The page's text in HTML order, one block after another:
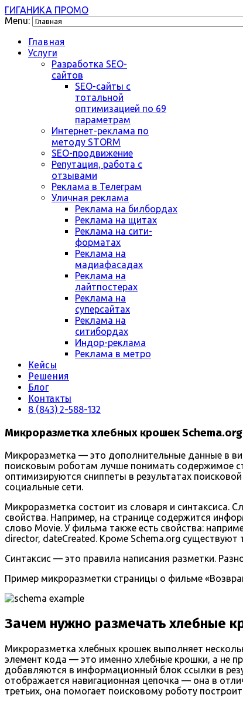
ГИГАНИКА ПРОМО
Menu:
Главная
Услуги
Разработка SEO-
сайтов
SEO-сайты с
тотальной
оптимизацией по 69
параметрам
Интернет-реклама по
методу STORM
SEO-продвижение
Репутация, работа с
отзывами
Реклама в Телеграм
Уличная реклама
Реклама на билбордах
Реклама на щитах
Реклама на сити-
форматах
Реклама на
мадиафасадах
Реклама на
лайтпостерах
Реклама на
суперсайтах
Реклама на
ситибордах
Индор-реклама
Реклама в метро
Кейсы
Решения
Блог
Контакты
8 (843) 2-588-132
Микроразметка хлебных крошек Schema.org
Микроразметка — это дополнительные данные в
поисковым роботам лучше понимать содержимое
оптимизируются сниппеты в результатах
социальные сети.
Микроразметка состоит из словаря и синтаксиса.
свойства. Например, на странице содержится
слово Movie. У фильма также есть свойства:
director, dateCreated. Кроме Schema.org существуют
Синтаксис — это правила написания разметки.
Пример микроразметки страницы о фильме
Зачем нужно размечать хлебные
Микроразметка хлебных крошек выполняет
элемент кода — это именно хлебные крошки, а не
добавляются в информационный блок ссылки в
отображается навигационная цепочка — она в
третьих, она помогает поисковому роботу